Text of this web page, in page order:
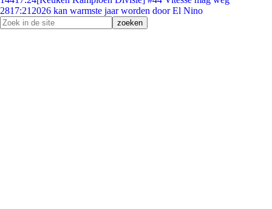
2817:21 2026 kan warmste jaar worden door El Nino